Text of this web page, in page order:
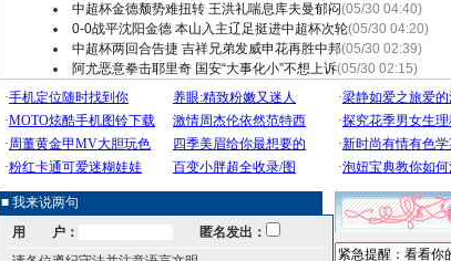
中超杯金德颓势难扭转 王洪礼喘息库夫曼郁闷(05/30 04:40)
0-0战平沈阳金德 本山入主辽足挺进中超杯次轮(05/30 04:20)
中超杯两回合告捷 吉祥兄弟发威申花再胜中邦(05/30 02:39)
阿尤恶意拳击耶里奇 国安“大事化小”不想上诉(05/30 02:15)
■ 我来说两句
用 户：
匿名发出：